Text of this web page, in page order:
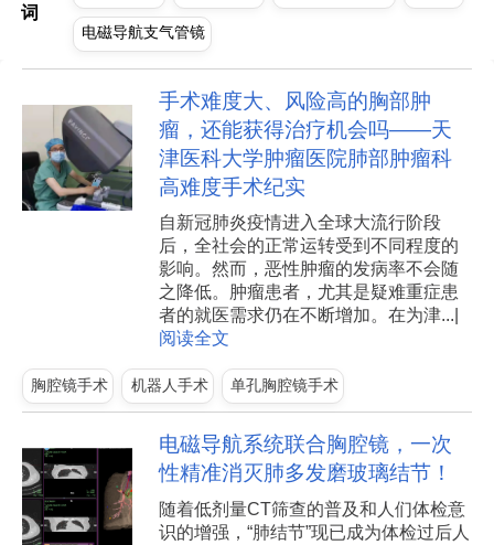
词
电磁导航支气管镜
手术难度大、风险高的胸部肿
瘤，还能获得治疗机会吗——天
津医科大学肿瘤医院肺部肿瘤科
高难度手术纪实
自新冠肺炎疫情进入全球大流行阶段
后，全社会的正常运转受到不同程度的
影响。然而，恶性肿瘤的发病率不会随
之降低。肿瘤患者，尤其是疑难重症患
者的就医需求仍在不断增加。在为津...|
阅读全文
胸腔镜手术 机器人手术 单孔胸腔镜手术
电磁导航系统联合胸腔镜，一次
性精准消灭肺多发磨玻璃结节！
随着低剂量CT筛查的普及和人们体检意
识的增强，“肺结节”现已成为体检过后人